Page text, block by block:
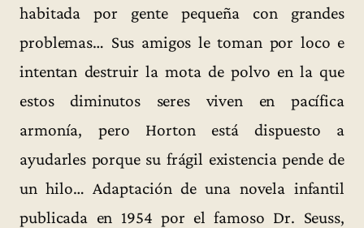
habitada por gente pequeña con grandes
problemas… Sus amigos le toman por loco e
intentan destruir la mota de polvo en la que
estos diminutos seres viven en pacífica
armonía, pero Horton está dispuesto a
ayudarles porque su frágil existencia pende de
un hilo… Adaptación de una novela infantil
publicada en 1954 por el famoso Dr. Seuss,